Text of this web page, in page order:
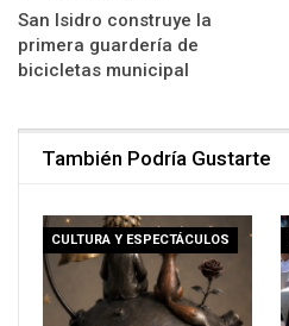
San Isidro construye la
primera guardería de
bicicletas municipal
También Podría Gustarte
CULTURA Y ESPECTÁCULOS